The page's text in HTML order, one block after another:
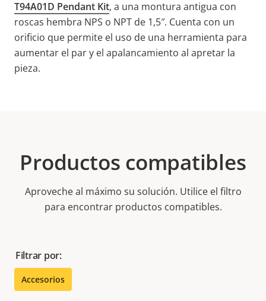
T94A01D Pendant Kit, a una montura antigua con
roscas hembra NPS o NPT de 1,5″. Cuenta con un
orificio que permite el uso de una herramienta para
aumentar el par y el apalancamiento al apretar la
pieza.
Productos compatibles
Aproveche al máximo su solución. Utilice el filtro
para encontrar productos compatibles.
Filtrar por:
Accesorios